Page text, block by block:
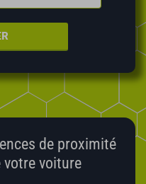
de proximité
votre voiture